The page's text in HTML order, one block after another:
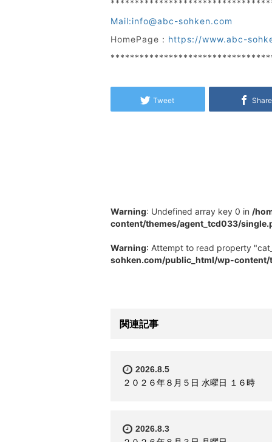
Mail:info@abc-sohken.com
HomePage : https://www.abc-
Tweet Share
Warning: Undefined array key 0 in /
content/themes/agent_tcd033/
Warning: Attempt to read property
sohken.com/public_html/wp-
関連記事
2026.8.5
２０２６年８月５日 水曜日 １６時
2026.8.3